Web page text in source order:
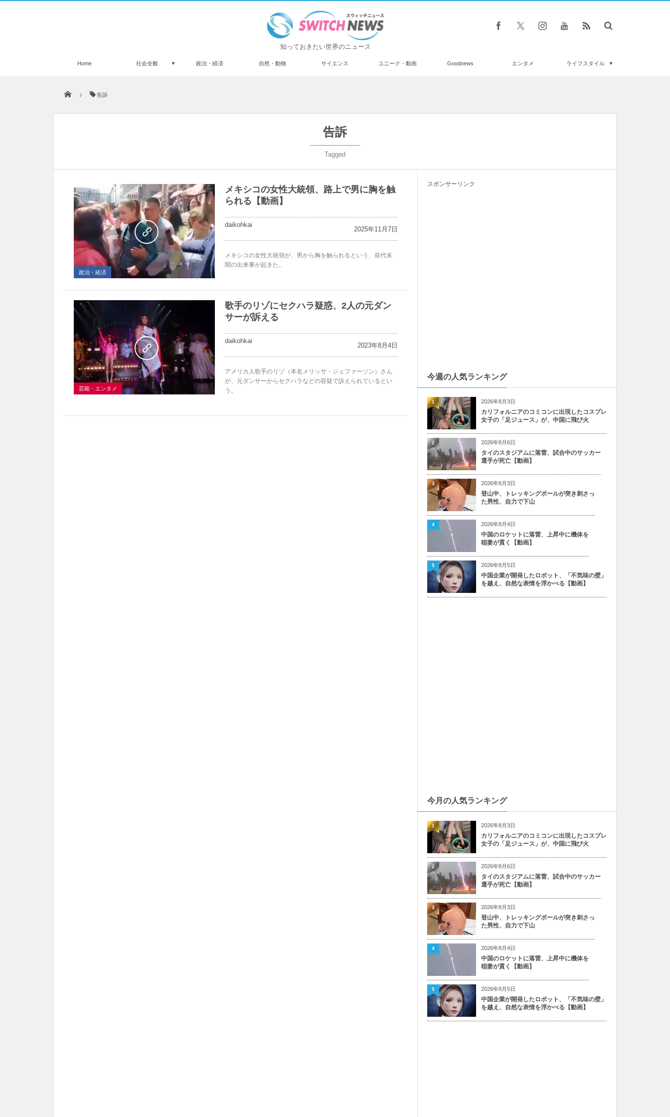
知っておきたい世界のニュース
Home 社会全般 政治・経済 自然・動物 サイエンス ユニーク・動画 Goodnews エンタメ ライフスタイル
告訴
告訴
Tagged
政治・経済
メキシコの女性大統領、路上で男に胸を触
られる【動画】
daikohkai
2025年11月7日
メキシコの女性大統領が、男から胸を触られるという、前代未
聞の出来事が起きた。
芸能・エンタメ
歌手のリゾにセクハラ疑惑、2人の元ダン
サーが訴える
daikohkai
2023年8月4日
アメリカ人歌手のリゾ（本名メリッサ・ジェファーソン）さん
が、元ダンサーからセクハラなどの容疑で訴えられているとい
う。
スポンサーリンク
今週の人気ランキング
2026年8月3日
カリフォルニアのコミコンに出現したコスプレ
女子の「足ジュース」が、中国に飛び火
1
2026年8月6日
タイのスタジアムに落雷、試合中のサッカー
選手が死亡【動画】
2
2026年8月3日
登山中、トレッキングポールが突き刺さっ
た男性、自力で下山
3
2026年8月4日
中国のロケットに落雷、上昇中に機体を
稲妻が貫く【動画】
4
2026年8月5日
中国企業が開発したロボット、「不気味の壁」
を越え、自然な表情を浮かべる【動画】
5
今月の人気ランキング
2026年8月3日
カリフォルニアのコミコンに出現したコスプレ
女子の「足ジュース」が、中国に飛び火
1
2026年8月6日
タイのスタジアムに落雷、試合中のサッカー
選手が死亡【動画】
2
2026年8月3日
登山中、トレッキングポールが突き刺さっ
た男性、自力で下山
3
2026年8月4日
中国のロケットに落雷、上昇中に機体を
稲妻が貫く【動画】
4
2026年8月5日
中国企業が開発したロボット、「不気味の壁」
を越え、自然な表情を浮かべる【動画】
5